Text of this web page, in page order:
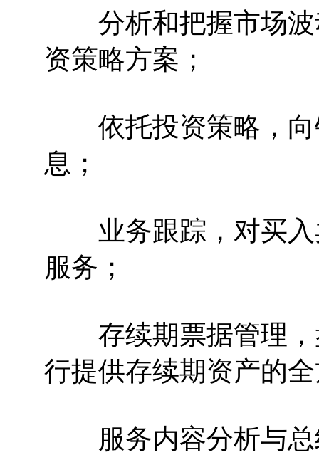
分析和把握市场波
资策略方案；
依托投资策略，向
息；
业务跟踪，对买入
服务；
存续期票据管理，
行提供存续期资产的
服务内容分析与总